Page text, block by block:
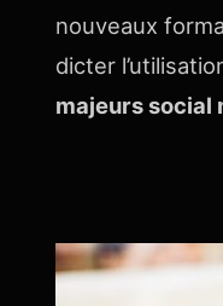
nouveaux
dicter
majeurs social